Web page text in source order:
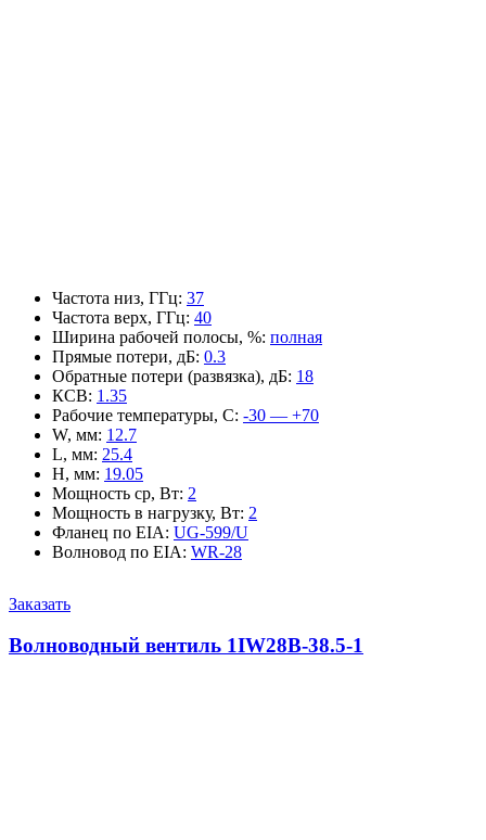
Частота низ, ГГц: 37
Частота верх, ГГц: 40
Ширина рабочей полосы, %: полная
Прямые потери, дБ: 0.3
Обратные потери (развязка), дБ: 18
КСВ: 1.35
Рабочие температуры, С: -30 — +70
W, мм: 12.7
L, мм: 25.4
H, мм: 19.05
Мощность ср, Вт: 2
Мощность в нагрузку, Вт: 2
Фланец по EIA: UG-599/U
Волновод по EIA: WR-28
Заказать
Волноводный вентиль 1IW28B-38.5-1